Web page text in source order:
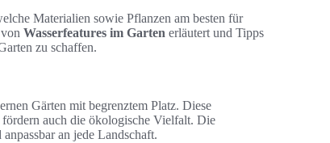
Materialien sowie Pflanzen am besten für
Wasserfeatures im Garten erläutert und Tipps
zu schaffen.
Gärten mit begrenztem Platz. Diese
auch die ökologische Vielfalt. Die
an jede Landschaft.